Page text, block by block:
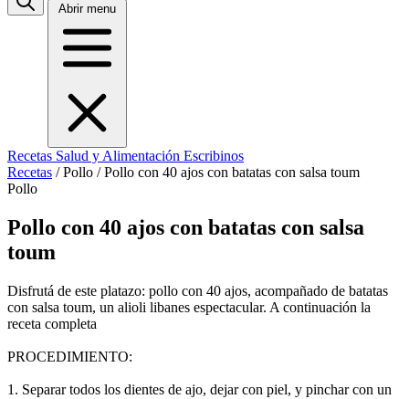
Abrir menu
Recetas Salud y Alimentación Escribinos
Recetas / Pollo / Pollo con 40 ajos con batatas con salsa toum
Pollo
Pollo con 40 ajos con batatas con salsa
toum
Disfrutá de este platazo: pollo con 40 ajos, acompañado de batatas
con salsa toum, un alioli libanes espectacular. A continuación la
receta completa
PROCEDIMIENTO:
1. Separar todos los dientes de ajo, dejar con piel, y pinchar con un